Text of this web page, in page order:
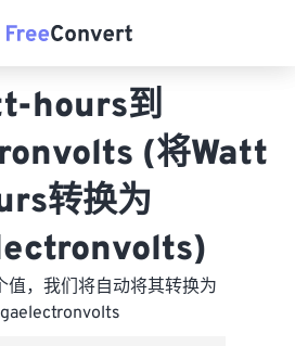
hours到
(将Watt
转换为
值，我们将自动将其转换为